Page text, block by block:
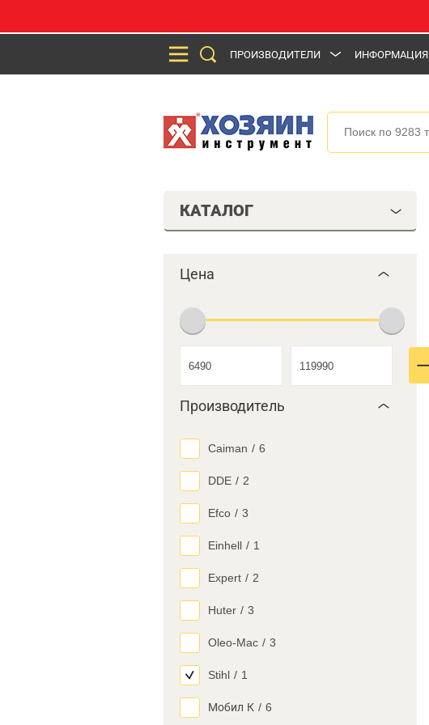
ПРОИЗВОДИТЕЛИ ИНФОРМАЦИЯ
КАТАЛОГ
Цена
Производитель
Caiman / 6
DDE / 2
Efco / 3
Einhell / 1
Expert / 2
Huter / 3
Oleo-Mac / 3
Stihl / 1
Мобил К / 6